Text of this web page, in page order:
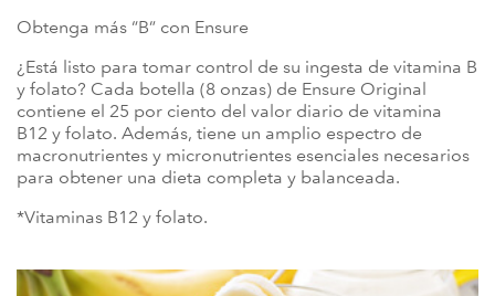
Obtenga más “B” con Ensure
¿Está listo para tomar control de su ingesta de vitamina B
y folato? Cada botella (8 onzas) de Ensure Original
contiene el 25 por ciento del valor diario de vitamina
B12 y folato. Además, tiene un amplio espectro de
macronutrientes y micronutrientes esenciales necesarios
para obtener una dieta completa y balanceada.
*Vitaminas B12 y folato.